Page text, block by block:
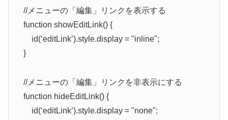
//メニューの「編集」リンクを表示する
function showEditLink() {
id(‘editLink’).style.display = "inline";
}
//メニューの「編集」リンクを非表示にする
function hideEditLink() {
id(‘editLink’).style.display = "none";